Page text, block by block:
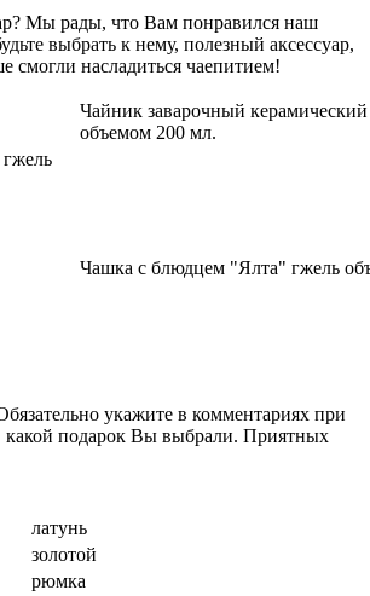
Мы рады, что Вам понравился наш
выбрать к нему, полезный аксессуар,
насладиться чаепитием!
Чайник заварочный
объемом 200 мл.
Чашка с блюдцем "Ялта" гжель
укажите в комментариях при
какой подарок Вы выбрали. Приятных
латунь
золотой
рюмка